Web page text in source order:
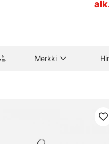
Merkki